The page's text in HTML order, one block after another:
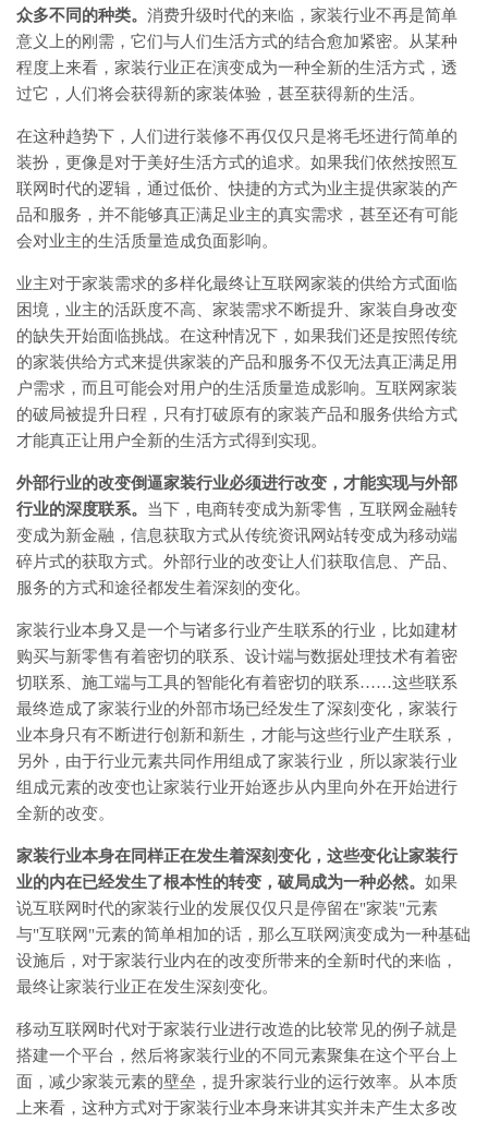
众多不同的种类。 消费升级时代的来临，家装行业不再是简单
意义上的刚需，它们与人们生活方式的结合愈加紧密。从某种
程度上来看，家装行业正在演变成为一种全新的生活方式，透
过它，人们将会获得新的家装体验，甚至获得新的生活。
在这种趋势下，人们进行装修不再仅仅只是将毛坯进行简单的
装扮，更像是对于美好生活方式的追求。如果我们依然按照互
联网时代的逻辑，通过低价、快捷的方式为业主提供家装的产
品和服务，并不能够真正满足业主的真实需求，甚至还有可能
会对业主的生活质量造成负面影响。
业主对于家装需求的多样化最终让互联网家装的供给方式面临
困境，业主的活跃度不高、家装需求不断提升、家装自身改变
的缺失开始面临挑战。在这种情况下，如果我们还是按照传统
的家装供给方式来提供家装的产品和服务不仅无法真正满足用
户需求，而且可能会对用户的生活质量造成影响。互联网家装
的破局被提升日程，只有打破原有的家装产品和服务供给方式
才能真正让用户全新的生活方式得到实现。
外部行业的改变倒逼家装行业必须进行改变，才能实现与外部
行业的深度联系。 当下，电商转变成为新零售，互联网金融转
变成为新金融，信息获取方式从传统资讯网站转变成为移动端
碎片式的获取方式。外部行业的改变让人们获取信息、产品、
服务的方式和途径都发生着深刻的变化。
家装行业本身又是一个与诸多行业产生联系的行业，比如建材
购买与新零售有着密切的联系、设计端与数据处理技术有着密
切联系、施工端与工具的智能化有着密切的联系……这些联系
最终造成了家装行业的外部市场已经发生了深刻变化，家装行
业本身只有不断进行创新和新生，才能与这些行业产生联系，
另外，由于行业元素共同作用组成了家装行业，所以家装行业
组成元素的改变也让家装行业开始逐步从内里向外在开始进行
全新的改变。
家装行业本身在同样正在发生着深刻变化，这些变化让家装行
业的内在已经发生了根本性的转变，破局成为一种必然。 如果
说互联网时代的家装行业的发展仅仅只是停留在"家装"元素
与"互联网"元素的简单相加的话，那么互联网演变成为一种基础
设施后，对于家装行业内在的改变所带来的全新时代的来临，
最终让家装行业正在发生深刻变化。
移动互联网时代对于家装行业进行改造的比较常见的例子就是
搭建一个平台，然后将家装行业的不同元素聚集在这个平台上
面，减少家装元素的壁垒，提升家装行业的运行效率。从本质
上来看，这种方式对于家装行业本身来讲其实并未产生太多改